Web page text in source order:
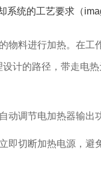
料进行加热。在工
计的路径，带走电
调节电加热器输出
即切断加热电源，